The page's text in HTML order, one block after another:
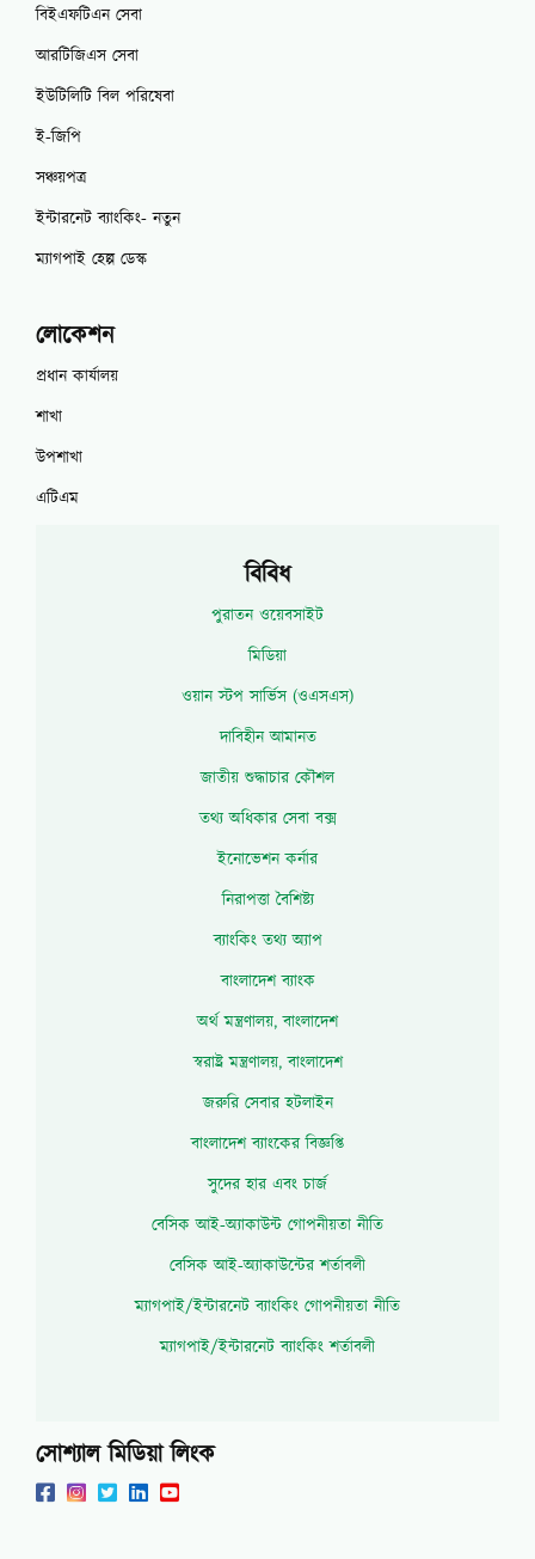
বিইএফটিএন সেবা
আরটিজিএস সেবা
ইউটিলিটি বিল পরিষেবা
ই-জিপি
সঞ্চয়পত্র
ইন্টারনেট ব্যাংকিং- নতুন
ম্যাগপাই হেল্প ডেস্ক
লোকেশন
প্রধান কার্যালয়
শাখা
উপশাখা
এটিএম
বিবিধ
পুরাতন ওয়েবসাইট
মিডিয়া
ওয়ান স্টপ সার্ভিস (ওএসএস)
দাবিহীন আমানত
জাতীয় শুদ্ধাচার কৌশল
তথ্য অধিকার সেবা বক্স
ইনোভেশন কর্নার
নিরাপত্তা বৈশিষ্ট্য
ব্যাংকিং তথ্য অ্যাপ
বাংলাদেশ ব্যাংক
অর্থ মন্ত্রণালয়, বাংলাদেশ
স্বরাষ্ট্র মন্ত্রণালয়, বাংলাদেশ
জরুরি সেবার হটলাইন
বাংলাদেশ ব্যাংকের বিজ্ঞপ্তি
সুদের হার এবং চার্জ
বেসিক আই-অ্যাকাউন্ট গোপনীয়তা নীতি
বেসিক আই-অ্যাকাউন্টের শর্তাবলী
ম্যাগপাই/ইন্টারনেট ব্যাংকিং গোপনীয়তা নীতি
ম্যাগপাই/ইন্টারনেট ব্যাংকিং শর্তাবলী
সোশ্যাল মিডিয়া লিংক